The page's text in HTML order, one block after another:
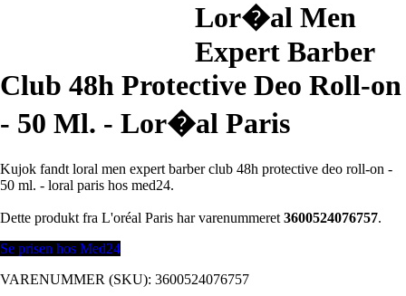
Lor�al Men
Expert Barber
Club 48h Protective Deo Roll-on
- 50 Ml. - Lor�al Paris
Kujok fandt loral men expert barber club 48h protective deo roll-on -
50 ml. - loral paris hos med24.
Dette produkt fra L'oréal Paris har varenummeret 3600524076757.
Se prisen hos Med24
VARENUMMER (SKU): 3600524076757